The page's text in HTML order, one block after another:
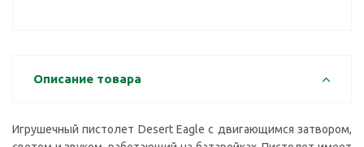
Описание товара
Игрушечный пистолет Desert Eagle с двигающимся затвором,